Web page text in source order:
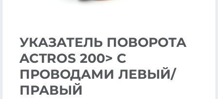
УКАЗАТЕЛЬ ПОВОРОТА
ACTROS 200> C
ПРОВОДАМИ ЛЕВЫЙ/
ПРАВЫЙ